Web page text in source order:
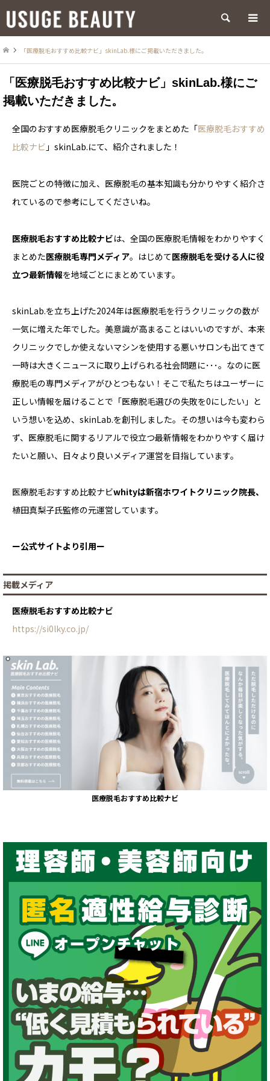
検索
「医療脱毛おすすめ比較ナビ」skinLab.様にご掲載いただきました。
「医療脱毛おすすめ比較ナビ」skinLab.様にご
掲載いただきました。
全国のおすすめ医療脱毛クリニックをまとめた「医療脱毛おすすめ
比較ナビ 」skinLab.にて、紹介されました！
医院ごとの特徴に加え、医療脱毛の基本知識も分かりやすく紹介さ
れているので参考にしてくださいね。
医療脱毛おすすめ比較ナビは、全国の医療脱毛情報をわかりやすく
まとめた医療脱毛専門メディア。はじめて医療脱毛を受ける人に役
立つ最新情報を地域ごとにまとめています。
skinLab.を立ち上げた2024年は医療脱毛を行うクリニックの数が
一気に増えた年でした。美意識が高まることはいいのですが、本来
クリニックでしか使えないマシンを使用する悪いサロンも出てきて
一時は大きくニュースに取り上げられる社会問題に･･･。なのに医
療脱毛の専門メディアがひとつもない！そこで私たちはユーザーに
正しい情報を届けることで「医療脱毛選びの失敗を0にしたい」と
いう想いを込め、skinLab.を創刊しました。その想いは今も変わら
ず、医療脱毛に関するリアルで役立つ最新情報をわかりやすく届け
たいと願い、日々より良いメディア運営を目指しています。
医療脱毛おすすめ比較ナビwhityは新宿ホワイトクリニック院長、
植田真梨子氏監修の元運営しています。
ー公式サイトより引用ー
掲載メディア
医療脱毛おすすめ比較ナビ
https://si0lky.co.jp/
医療脱毛おすすめ比較ナビ